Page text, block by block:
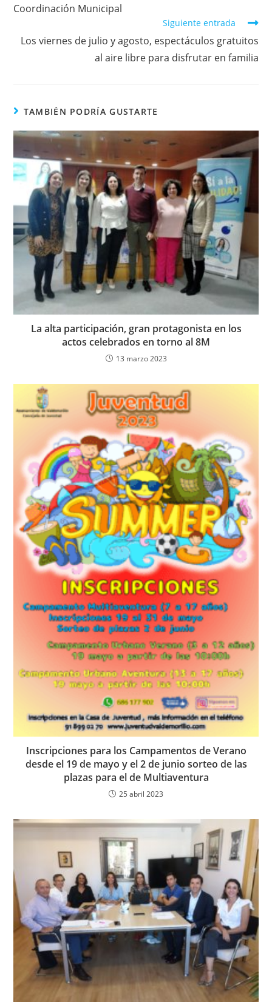
Coordinación Municipal
Siguiente entrada
Los viernes de julio y agosto, espectáculos gratuitos
al aire libre para disfrutar en familia
TAMBIÉN PODRÍA GUSTARTE
La alta participación, gran protagonista en los
actos celebrados en torno al 8M
13 marzo 2023
Inscripciones para los Campamentos de Verano
desde el 19 de mayo y el 2 de junio sorteo de las
plazas para el de Multiaventura
25 abril 2023